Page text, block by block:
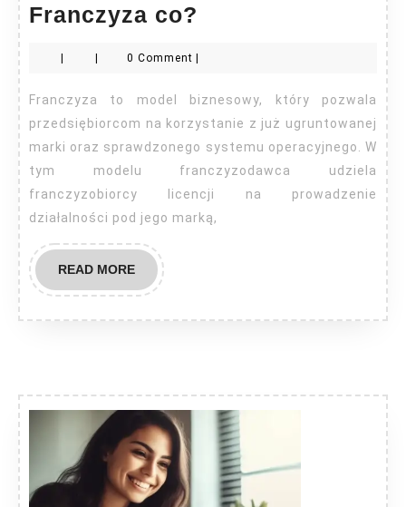
Franczyza co?
| | 0 Comment |
Franczyza to model biznesowy, który pozwala
przedsiębiorcom na korzystanie z już ugruntowanej
marki oraz sprawdzonego systemu operacyjnego. W
tym modelu franczyzodawca udziela
franczyzobiorcy licencji na prowadzenie
działalności pod jego marką,
READ MOREREAD
MORE